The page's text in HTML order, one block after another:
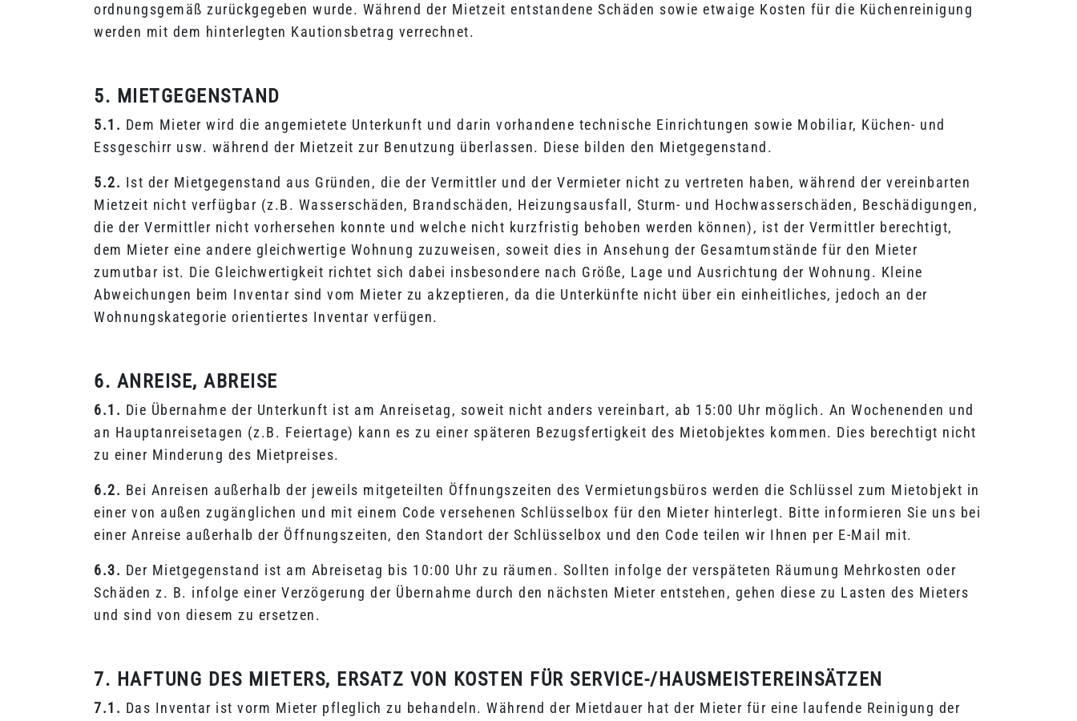
ordnungsgemäß zurückgegeben wurde. Während der Mietzeit entstandene Schäden sowie etwaige Kosten für die Küchenreinigung
werden mit dem hinterlegten Kautionsbetrag verrechnet.
5. MIETGEGENSTAND
5.1. Dem Mieter wird die angemietete Unterkunft und darin vorhandene technische Einrichtungen sowie Mobiliar, Küchen- und
Essgeschirr usw. während der Mietzeit zur Benutzung überlassen. Diese bilden den Mietgegenstand.
5.2. Ist der Mietgegenstand aus Gründen, die der Vermittler und der Vermieter nicht zu vertreten haben, während der vereinbarten
Mietzeit nicht verfügbar (z.B. Wasserschäden, Brandschäden, Heizungsausfall, Sturm- und Hochwasserschäden, Beschädigungen,
die der Vermittler nicht vorhersehen konnte und welche nicht kurzfristig behoben werden können), ist der Vermittler berechtigt,
dem Mieter eine andere gleichwertige Wohnung zuzuweisen, soweit dies in Ansehung der Gesamtumstände für den Mieter
zumutbar ist. Die Gleichwertigkeit richtet sich dabei insbesondere nach Größe, Lage und Ausrichtung der Wohnung. Kleine
Abweichungen beim Inventar sind vom Mieter zu akzeptieren, da die Unterkünfte nicht über ein einheitliches, jedoch an der
Wohnungskategorie orientiertes Inventar verfügen.
6. ANREISE, ABREISE
6.1. Die Übernahme der Unterkunft ist am Anreisetag, soweit nicht anders vereinbart, ab 15:00 Uhr möglich. An Wochenenden und
an Hauptanreisetagen (z.B. Feiertage) kann es zu einer späteren Bezugsfertigkeit des Mietobjektes kommen. Dies berechtigt nicht
zu einer Minderung des Mietpreises.
6.2. Bei Anreisen außerhalb der jeweils mitgeteilten Öffnungszeiten des Vermietungsbüros werden die Schlüssel zum Mietobjekt in
einer von außen zugänglichen und mit einem Code versehenen Schlüsselbox für den Mieter hinterlegt. Bitte informieren Sie uns bei
einer Anreise außerhalb der Öffnungszeiten, den Standort der Schlüsselbox und den Code teilen wir Ihnen per E-Mail mit.
6.3. Der Mietgegenstand ist am Abreisetag bis 10:00 Uhr zu räumen. Sollten infolge der verspäteten Räumung Mehrkosten oder
Schäden z. B. infolge einer Verzögerung der Übernahme durch den nächsten Mieter entstehen, gehen diese zu Lasten des Mieters
und sind von diesem zu ersetzen.
7. HAFTUNG DES MIETERS, ERSATZ VON KOSTEN FÜR SERVICE-/HAUSMEISTEREINSÄTZEN
7.1. Das Inventar ist vorm Mieter pfleglich zu behandeln. Während der Mietdauer hat der Mieter für eine laufende Reinigung der